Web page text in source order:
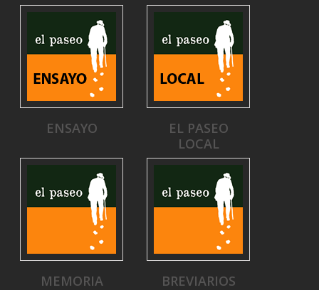
ENSAYO
EL PASEO
LOCAL
MEMORIA BREVIARIOS